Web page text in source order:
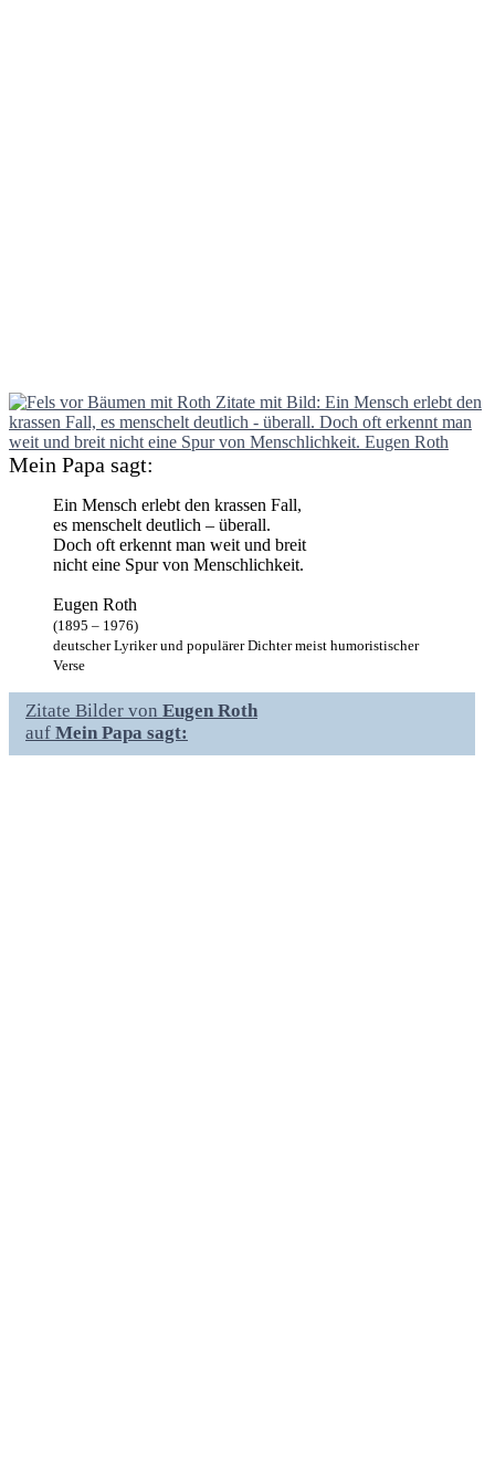
Mein Papa sagt:
Ein Mensch erlebt den krassen Fall,
es menschelt deutlich – überall.
Doch oft erkennt man weit und breit
nicht eine Spur von Menschlichkeit.
Eugen Roth
(1895 – 1976)
deutscher Lyriker und populärer Dichter meist humoristischer
Verse
Zitate Bilder von Eugen Roth
auf Mein Papa sagt: